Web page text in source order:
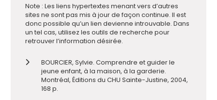
Note : Les liens hypertextes menant vers d’autres
sites ne sont pas mis à jour de façon continue. Il est
donc possible qu’un lien devienne introuvable. Dans
un tel cas, utilisez les outils de recherche pour
retrouver l’information désirée.
BOURCIER, Sylvie. Comprendre et guider le
jeune enfant, à la maison, à la garderie.
Montréal, Éditions du CHU Sainte-Justine, 2004,
168 p.